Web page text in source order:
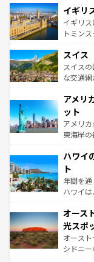
香り高い
らに、
も豊か
を参照
顔を持
ルリン
してラ
は、お酒好
ドイツ情
イギリ
イギリ
トミン
リアご
ティー
戦など
ンツ一覧
スイス
スイス
な交通
の建物
博物館
ことが
者向け
着のス
アメリ
ット
アメリ
東海岸
のよう
ンメン
西部に
ストー
文化が
しみな
るだろう
ならではの贅
情報は
ハワイ
ト
年間を
ハワイ
ワイ島は
島だが、
おすす
文化や
オース
光スポ
オース
シドニ